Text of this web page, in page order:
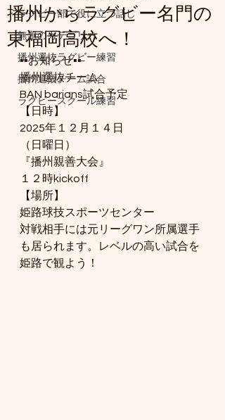
ラグビー部で役に立つ話し
無題のカテゴリー
播州選抜ラグビー練習
播州選抜チーム試合
ラグビースクール練習
播州からラグビー名門の
東福岡高校へ！
▪️▪️お知らせ▪️▪️
播州選抜チーム
BAN barians試合予定
【日時】
2025年１２月１４日
（日曜日）
『播州親善大会』
１２時kickoff
【場所】
姫路球技スポーツセンター
対戦相手には元リーグワン所属選手
も居られます。レベルの高い試合を
姫路で観よう！